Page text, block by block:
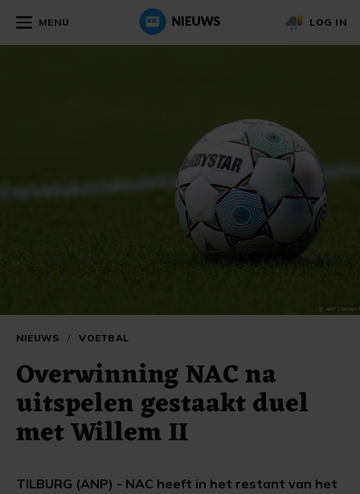
MENU LOG IN
NIEUWS / VOETBAL
Overwinning NAC na
uitspelen gestaakt duel
met Willem II
TILBURG (ANP) - NAC heeft in het restant van het